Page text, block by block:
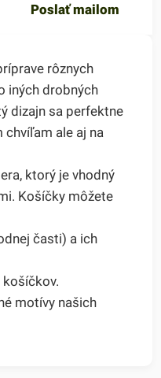
Poslať mailom
rôznych
iných drobných
dizajn sa perfektne
chvíľam ale aj na
ktorý je vhodný
Košíčky môžete
časti) a ich
motívy našich